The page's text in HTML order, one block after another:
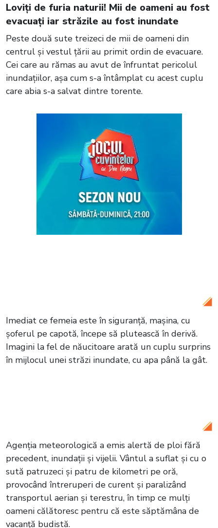
Loviți de furia naturii! Mii de oameni au fost
evacuați iar străzile au fost inundate
Peste două sute treizeci de mii de oameni din
centrul și vestul țării au primit ordin de evacuare.
Cei care au rămas au avut de înfruntat pericolul
inundațiilor, așa cum s-a întâmplat cu acest cuplu
care abia s-a salvat dintre torente.
Imediat ce femeia este în siguranță, mașina, cu
șoferul pe capotă, începe să plutească în derivă.
Imagini la fel de năucitoare arată un cuplu surprins
în mijlocul unei străzi inundate, cu apa până la gât.
Agenția meteorologică a emis alertă de ploi fără
precedent, inundații și vijelii. Vântul a suflat și cu o
sută patruzeci și patru de kilometri pe oră,
provocând întreruperi de curent și paralizând
transportul aerian și terestru, în timp ce mulți
oameni călătoresc pentru că este săptămâna de
vacanță budistă.